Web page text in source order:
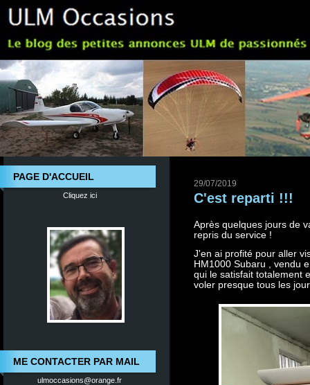
PAGE D'ACCUEIL
Cliquez ici
ME CONTACTER PAR MAIL
ulmoccasions@orange.fr
29/07/2019
C'est reparti !!!
Après quelques jours de
repris du service !
J'en ai profité pour aller
HM1000 Subaru , vendu
qui le satisfait totalement
voler presque tous les